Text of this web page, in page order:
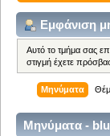
Εμφάνιση
Αυτό το τμήμα σας
στιγμή έχετε
Μηνύματα
Μηνύματα -